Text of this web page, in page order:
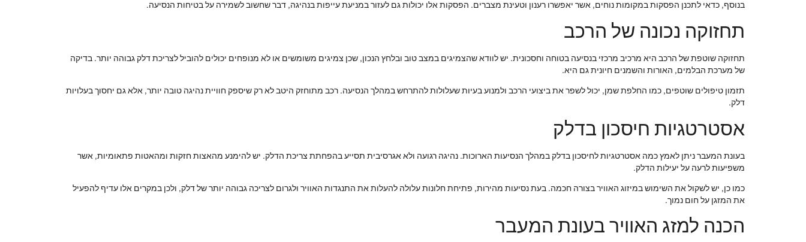
בנוסף, כדאי לתכנן הפסקות במקומות נוחים, אשר יאפשרו רענון וטעינת מצברים. הפסקות אלו יכולות גם לעזור במניעת עייפות בנהיגה, דבר שחשוב לשמירה על בטיחות הנסיעה.
תחזוקה נכונה של הרכב
תחזוקה שוטפת של הרכב היא מרכיב מרכזי בנסיעה בטוחה וחסכונית. יש לוודא שהצמיגים במצב טוב ובלחץ הנכון, שכן צמיגים משומשים או לא מנופחים יכולים להוביל לצריכת דלק גבוהה יותר. בדיקה
של מערכת הבלמים, האורות והשמנים חיונית גם היא.
תזמון טיפולים שוטפים, כמו החלפת שמן, יכול לשפר את ביצועי הרכב ולמנוע בעיות שעלולות להתרחש במהלך הנסיעה. רכב מתוחזק היטב לא רק שיספק חוויית נהיגה טובה יותר, אלא גם יחסוך בעלויות
דלק.
אסטרטגיות חיסכון בדלק
בעונת המעבר ניתן לאמץ כמה אסטרטגיות לחיסכון בדלק במהלך הנסיעות הארוכות. נהיגה רגועה ולא אגרסיבית תסייע בהפחתת צריכת הדלק. יש להימנע מהאצות חזקות ומהאטות פתאומיות, אשר
משפיעות לרעה על יעילות הדלק.
כמו כן, יש לשקול את השימוש במיזוג האוויר בצורה חכמה. בעת נסיעות מהירות, פתיחת חלונות עלולה להעלות את התנגדות האוויר ולגרום לצריכה גבוהה יותר של דלק, ולכן במקרים אלו עדיף להפעיל
את המזגן על חום נמוך.
הכנה למזג האוויר בעונת המעבר